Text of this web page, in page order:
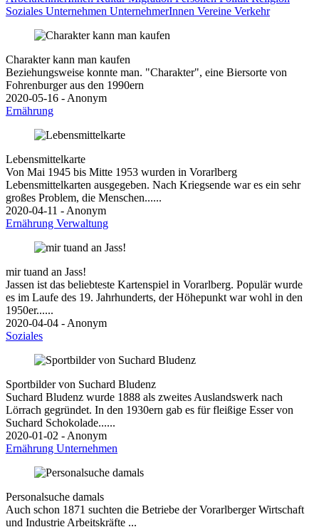
Soziales Unternehmen UnternehmerInnen Vereine Verkehr
Charakter kann man kaufen
Beziehungsweise konnte man. "Charakter", eine Biersorte von
Fohrenburger aus den 1990ern
2020-05-16 - Anonym
Ernährung
Lebensmittelkarte
Von Mai 1945 bis Mitte 1953 wurden in Vorarlberg
Lebensmittelkarten ausgegeben. Nach Kriegsende war es ein sehr
großes Problem, die Menschen......
2020-04-11 - Anonym
Ernährung Verwaltung
mir tuand an Jass!
Jassen ist das beliebteste Kartenspiel in Vorarlberg. Populär wurde
es im Laufe des 19. Jahrhunderts, der Höhepunkt war wohl in den
1950er......
2020-04-04 - Anonym
Soziales
Sportbilder von Suchard Bludenz
Suchard Bludenz wurde 1888 als zweites Auslandswerk nach
Lörrach gegründet. In den 1930ern gab es für fleißige Esser von
Suchard Schokolade......
2020-01-02 - Anonym
Ernährung Unternehmen
Personalsuche damals
Auch schon 1871 suchten die Betriebe der Vorarlberger Wirtschaft
und Industrie Arbeitskräfte ...